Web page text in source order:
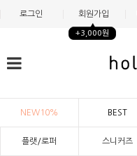
로그인 회원가입
+3,000원
NEW10% BEST
플랫/로퍼 스니커즈